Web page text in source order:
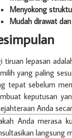
Menyokong
Mudah dirawat
tiruan lepasan
yang paling
tepat sebelum
keputusan
Anda
Anda merasa
langsung